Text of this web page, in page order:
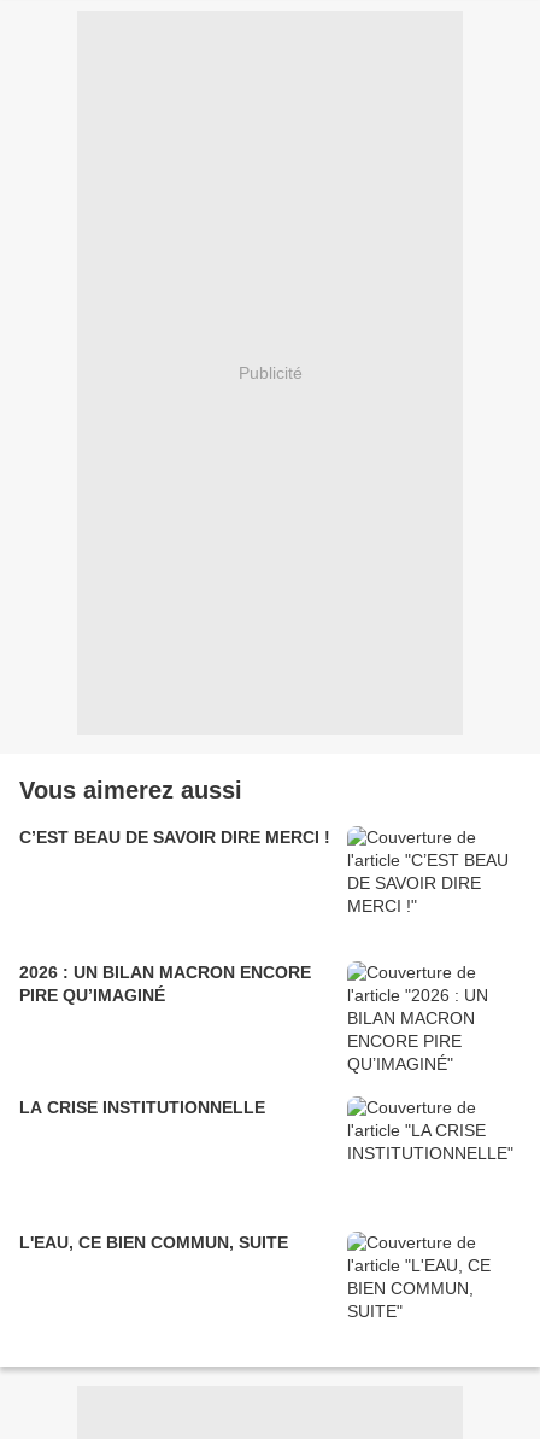
Publicité
Vous aimerez aussi
C’EST BEAU DE SAVOIR DIRE MERCI !
2026 : UN BILAN MACRON ENCORE
PIRE QU’IMAGINÉ
LA CRISE INSTITUTIONNELLE
L'EAU, CE BIEN COMMUN, SUITE